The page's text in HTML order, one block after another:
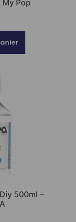
My Pop
500ml –